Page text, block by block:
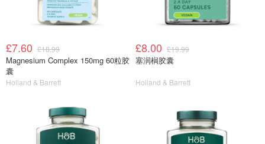
£7.60 £18.99
Magnesium Complex 150mg 60粒胶
囊
Holland & Barrett
£8.00 £19.99
塞润榈胶囊
Holland & Barrett